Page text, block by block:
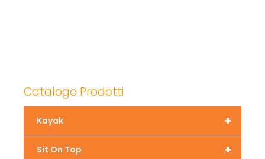
Catalogo Prodotti
+
Kayak
+
Sit On Top